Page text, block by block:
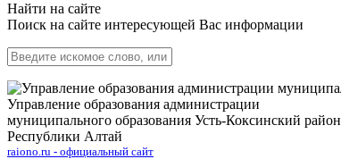
Найти на сайте
Поиск на сайте интересующей Вас информации
Управление образования администрации
муниципального образования Усть-Коксинский район
Республики Алтай
raiono.ru - официальный сайт